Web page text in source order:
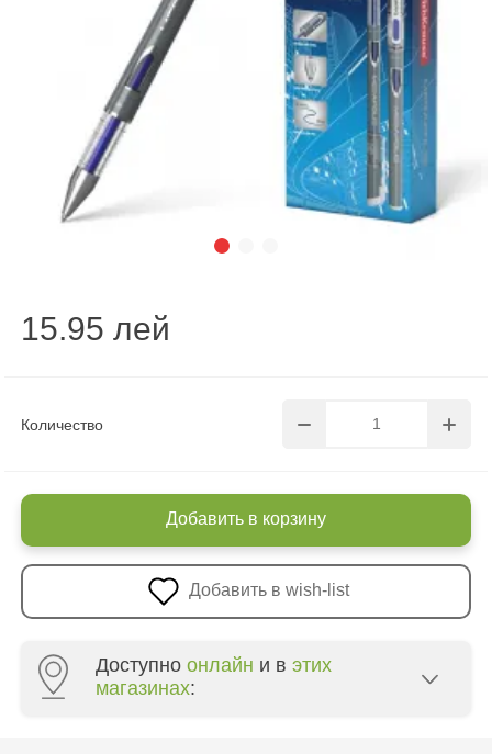
Количество
15.95 лей
Добавить в корзину
Добавить в wish-list
Доступно онлайн и в этих
магазинах: